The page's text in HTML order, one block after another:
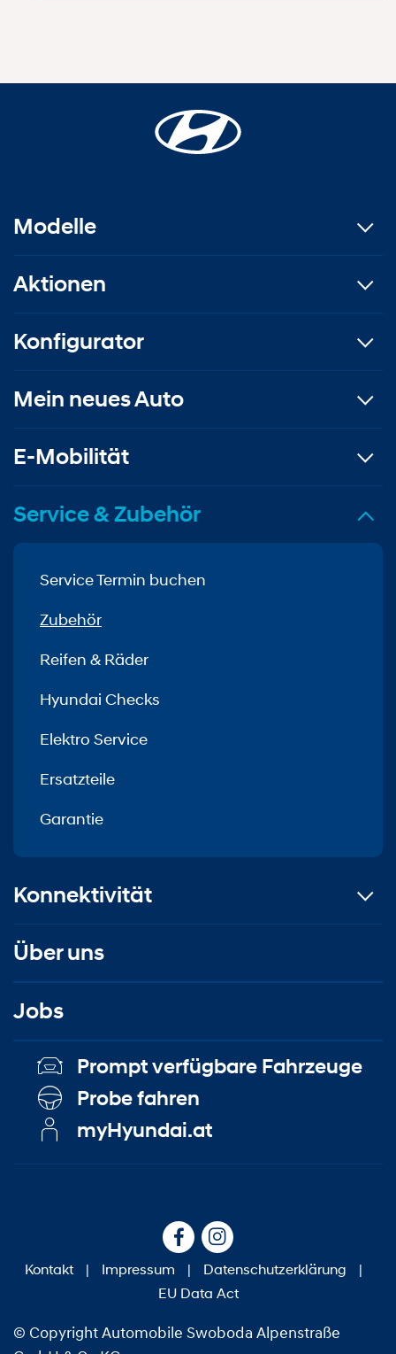
Modelle
Aktionen
Konfigurator
Mein neues Auto
E-Mobilität
Service & Zubehör
Service Termin buchen
Zubehör
Reifen & Räder
Hyundai Checks
Elektro Service
Ersatzteile
Garantie
Konnektivität
Über uns
Jobs
Prompt verfügbare Fahrzeuge
Probe fahren
myHyundai.at
Kontakt | Impressum | Datenschutzerklärung
|
EU Data Act
© Copyright Automobile Swoboda Alpenstraße